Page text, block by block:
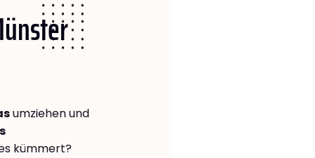
umziehen und
kümmert?